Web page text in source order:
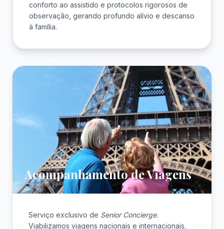
conforto ao assistido e protocolos rigorosos de
observação, gerando profundo alívio e descanso
à família.
Acompanhamento de Viagens
Serviço exclusivo de Senior Concierge.
Viabilizamos viagens nacionais e internacionais,